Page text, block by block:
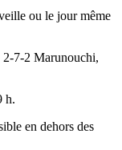
ou le jour même
7-2 Marunouchi,
h.
en dehors des